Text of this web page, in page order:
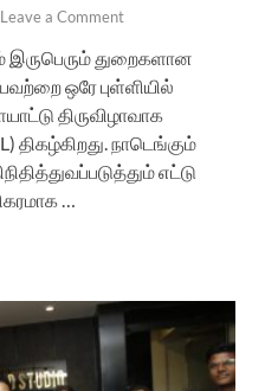
Leave a Comment
துறைகளான
ஒரே புள்ளியில்
திருவிழாவாக
திகழ்கிறது. நாடெங்கும்
எட்டு
…